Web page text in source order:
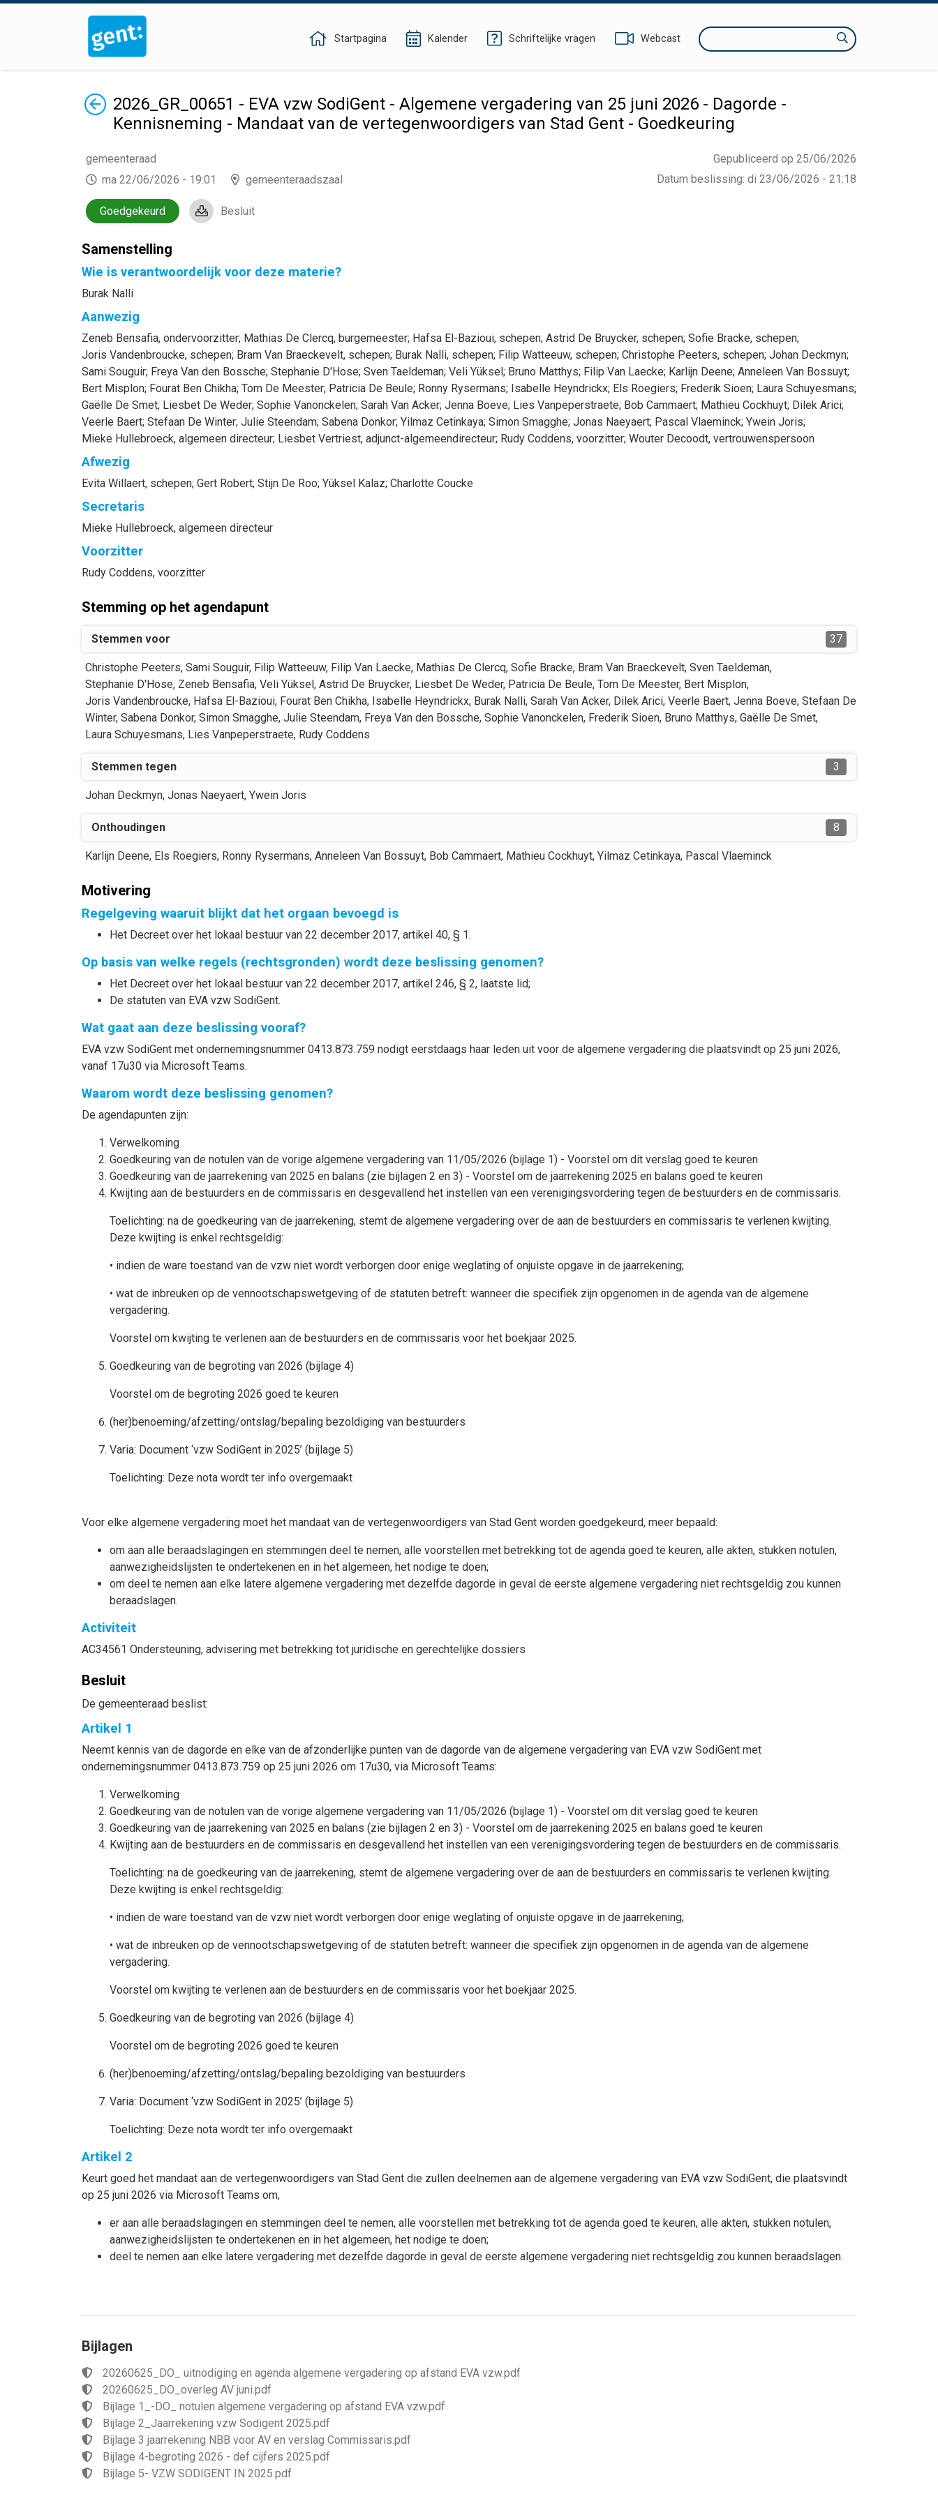
Startpagina Kalender Schriftelijke vragen Webcast Zoeken
Terug2026_GR_00651 - EVA vzw SodiGent - Algemene vergadering van 25 juni 2026 - Dagorde -
Kennisneming - Mandaat van de vertegenwoordigers van Stad Gent - Goedkeuring
Gepubliceerd op 25/06/2026
Datum beslissing: di 23/06/2026 - 21:18
gemeenteraad
ma 22/06/2026 - 19:01
gemeenteraadszaal
Goedgekeurd Besluit
Samenstelling
Wie is verantwoordelijk voor deze materie?
Burak Nalli
Aanwezig
Zeneb Bensafia, ondervoorzitter; Mathias De Clercq, burgemeester; Hafsa El-Bazioui, schepen; Astrid De Bruycker, schepen; Sofie Bracke, schepen;
Joris Vandenbroucke, schepen; Bram Van Braeckevelt, schepen; Burak Nalli, schepen; Filip Watteeuw, schepen; Christophe Peeters, schepen; Johan Deckmyn;
Sami Souguir; Freya Van den Bossche; Stephanie D'Hose; Sven Taeldeman; Veli Yüksel; Bruno Matthys; Filip Van Laecke; Karlijn Deene; Anneleen Van Bossuyt;
Bert Misplon; Fourat Ben Chikha; Tom De Meester; Patricia De Beule; Ronny Rysermans; Isabelle Heyndrickx; Els Roegiers; Frederik Sioen; Laura Schuyesmans;
Gaëlle De Smet; Liesbet De Weder; Sophie Vanonckelen; Sarah Van Acker; Jenna Boeve; Lies Vanpeperstraete; Bob Cammaert; Mathieu Cockhuyt; Dilek Arici;
Veerle Baert; Stefaan De Winter; Julie Steendam; Sabena Donkor; Yilmaz Cetinkaya; Simon Smagghe; Jonas Naeyaert; Pascal Vlaeminck; Ywein Joris;
Mieke Hullebroeck, algemeen directeur; Liesbet Vertriest, adjunct-algemeendirecteur; Rudy Coddens, voorzitter; Wouter Decoodt, vertrouwenspersoon
Afwezig
Evita Willaert, schepen; Gert Robert; Stijn De Roo; Yüksel Kalaz; Charlotte Coucke
Secretaris
Mieke Hullebroeck, algemeen directeur
Voorzitter
Rudy Coddens, voorzitter
Stemming op het agendapunt
Stemmen voor 37
Christophe Peeters, Sami Souguir, Filip Watteeuw, Filip Van Laecke, Mathias De Clercq, Sofie Bracke, Bram Van Braeckevelt, Sven Taeldeman,
Stephanie D'Hose, Zeneb Bensafia, Veli Yüksel, Astrid De Bruycker, Liesbet De Weder, Patricia De Beule, Tom De Meester, Bert Misplon,
Joris Vandenbroucke, Hafsa El-Bazioui, Fourat Ben Chikha, Isabelle Heyndrickx, Burak Nalli, Sarah Van Acker, Dilek Arici, Veerle Baert, Jenna Boeve, Stefaan De
Winter, Sabena Donkor, Simon Smagghe, Julie Steendam, Freya Van den Bossche, Sophie Vanonckelen, Frederik Sioen, Bruno Matthys, Gaëlle De Smet,
Laura Schuyesmans, Lies Vanpeperstraete, Rudy Coddens
Stemmen tegen 3
Johan Deckmyn, Jonas Naeyaert, Ywein Joris
Onthoudingen 8
Karlijn Deene, Els Roegiers, Ronny Rysermans, Anneleen Van Bossuyt, Bob Cammaert, Mathieu Cockhuyt, Yilmaz Cetinkaya, Pascal Vlaeminck
Motivering
Regelgeving waaruit blijkt dat het orgaan bevoegd is
Het Decreet over het lokaal bestuur van 22 december 2017, artikel 40, § 1.
Op basis van welke regels (rechtsgronden) wordt deze beslissing genomen?
Het Decreet over het lokaal bestuur van 22 december 2017, artikel 246, § 2, laatste lid;
De statuten van EVA vzw SodiGent.
Wat gaat aan deze beslissing vooraf?
EVA vzw SodiGent met ondernemingsnummer 0413.873.759 nodigt eerstdaags haar leden uit voor de algemene vergadering die plaatsvindt op 25 juni 2026,
vanaf 17u30 via Microsoft Teams.
Waarom wordt deze beslissing genomen?
De agendapunten zijn:
Verwelkoming
Goedkeuring van de notulen van de vorige algemene vergadering van 11/05/2026 (bijlage 1) - Voorstel om dit verslag goed te keuren
Goedkeuring van de jaarrekening van 2025 en balans (zie bijlagen 2 en 3) - Voorstel om de jaarrekening 2025 en balans goed te keuren
Kwijting aan de bestuurders en de commissaris en desgevallend het instellen van een verenigingsvordering tegen de bestuurders en de commissaris.
Toelichting: na de goedkeuring van de jaarrekening, stemt de algemene vergadering over de aan de bestuurders en commissaris te verlenen kwijting.
Deze kwijting is enkel rechtsgeldig:
• indien de ware toestand van de vzw niet wordt verborgen door enige weglating of onjuiste opgave in de jaarrekening;
• wat de inbreuken op de vennootschapswetgeving of de statuten betreft: wanneer die specifiek zijn opgenomen in de agenda van de algemene
vergadering.
Voorstel om kwijting te verlenen aan de bestuurders en de commissaris voor het boekjaar 2025.
Goedkeuring van de begroting van 2026 (bijlage 4)
Voorstel om de begroting 2026 goed te keuren
(her)benoeming/afzetting/ontslag/bepaling bezoldiging van bestuurders
Varia: Document ‘vzw SodiGent in 2025’ (bijlage 5)
Toelichting: Deze nota wordt ter info overgemaakt
Voor elke algemene vergadering moet het mandaat van de vertegenwoordigers van Stad Gent worden goedgekeurd, meer bepaald:
om aan alle beraadslagingen en stemmingen deel te nemen, alle voorstellen met betrekking tot de agenda goed te keuren, alle akten, stukken notulen,
aanwezigheidslijsten te ondertekenen en in het algemeen, het nodige te doen;
om deel te nemen aan elke latere algemene vergadering met dezelfde dagorde in geval de eerste algemene vergadering niet rechtsgeldig zou kunnen
beraadslagen.
Activiteit
AC34561 Ondersteuning, advisering met betrekking tot juridische en gerechtelijke dossiers
Besluit
De gemeenteraad beslist:
Artikel 1
Neemt kennis van de dagorde en elke van de afzonderlijke punten van de dagorde van de algemene vergadering van EVA vzw SodiGent met
ondernemingsnummer 0413.873.759 op 25 juni 2026 om 17u30, via Microsoft Teams:
Verwelkoming
Goedkeuring van de notulen van de vorige algemene vergadering van 11/05/2026 (bijlage 1) - Voorstel om dit verslag goed te keuren
Goedkeuring van de jaarrekening van 2025 en balans (zie bijlagen 2 en 3) - Voorstel om de jaarrekening 2025 en balans goed te keuren
Kwijting aan de bestuurders en de commissaris en desgevallend het instellen van een verenigingsvordering tegen de bestuurders en de commissaris.
Toelichting: na de goedkeuring van de jaarrekening, stemt de algemene vergadering over de aan de bestuurders en commissaris te verlenen kwijting.
Deze kwijting is enkel rechtsgeldig:
• indien de ware toestand van de vzw niet wordt verborgen door enige weglating of onjuiste opgave in de jaarrekening;
• wat de inbreuken op de vennootschapswetgeving of de statuten betreft: wanneer die specifiek zijn opgenomen in de agenda van de algemene
vergadering.
Voorstel om kwijting te verlenen aan de bestuurders en de commissaris voor het boekjaar 2025.
Goedkeuring van de begroting van 2026 (bijlage 4)
Voorstel om de begroting 2026 goed te keuren
(her)benoeming/afzetting/ontslag/bepaling bezoldiging van bestuurders
Varia: Document ‘vzw SodiGent in 2025’ (bijlage 5)
Toelichting: Deze nota wordt ter info overgemaakt
Artikel 2
Keurt goed het mandaat aan de vertegenwoordigers van Stad Gent die zullen deelnemen aan de algemene vergadering van EVA vzw SodiGent, die plaatsvindt
op 25 juni 2026 via Microsoft Teams om,
er aan alle beraadslagingen en stemmingen deel te nemen, alle voorstellen met betrekking tot de agenda goed te keuren, alle akten, stukken notulen,
aanwezigheidslijsten te ondertekenen en in het algemeen, het nodige te doen;
deel te nemen aan elke latere vergadering met dezelfde dagorde in geval de eerste algemene vergadering niet rechtsgeldig zou kunnen beraadslagen.
Bijlagen
20260625_DO_ uitnodiging en agenda algemene vergadering op afstand EVA vzw.pdf
20260625_DO_overleg AV juni.pdf
Bijlage 1_-DO_ notulen algemene vergadering op afstand EVA vzw.pdf
Bijlage 2_Jaarrekening vzw Sodigent 2025.pdf
Bijlage 3 jaarrekening NBB voor AV en verslag Commissaris.pdf
Bijlage 4-begroting 2026 - def cijfers 2025.pdf
Bijlage 5- VZW SODIGENT IN 2025.pdf